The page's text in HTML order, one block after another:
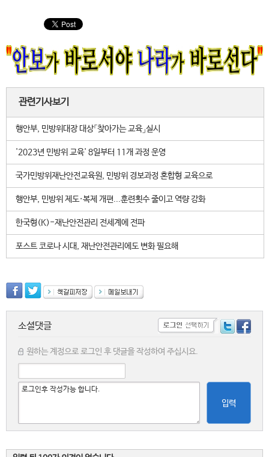
관련기사보기
행안부, 민방위대장 대상「찾아가는 교육」실시
'2023년 민방위 교육' 8일부터 11개 과정 운영
국가민방위재난안전교육원, 민방위 경보과정 혼합형 교육으로
행안부, 민방위 제도·복제 개편...훈련횟수 줄이고 역량 강화
한국형(K)-재난안전관리 전세계에 전파
포스트 코로나 시대, 재난안전관리에도 변화 필요해
소셜댓글
원하는 계정으로 로그인 후 댓글을 작성하여 주십시요.
입력